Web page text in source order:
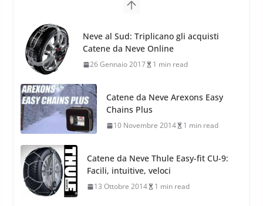
17 Febbraio 2022
Pirelli Scorpion All Season SF2:
Nuovi Pneumatici SUV 4
Stagioni 2022
Catene da Neve Arexons Easy
Chains Plus
10 Novembre 2014 1 min read
Catene da Neve Thule Easy-fit CU-9:
Facili, intuitive, veloci
13 Ottobre 2014 1 min read
Calze da Neve Arexocks by
Arexons
26 Ottobre 2013 1 min read